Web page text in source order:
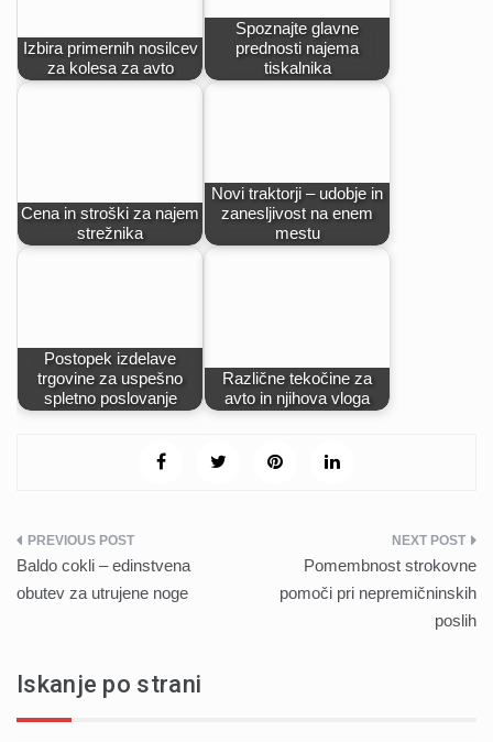
Izbira primernih nosilcev
za kolesa za avto
Spoznajte glavne
prednosti najema
tiskalnika
Cena in stroški za najem
strežnika
Novi traktorji – udobje in
zanesljivost na enem
mestu
Postopek izdelave
trgovine za uspešno
spletno poslovanje
Različne tekočine za
avto in njihova vloga
Navigacija
prispevka
Baldo cokli – edinstvena
obutev za utrujene noge
Pomembnost strokovne
pomoči pri nepremičninskih
poslih
Iskanje po strani